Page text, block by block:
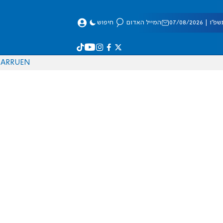
08/2026 המייל האדום חיפוש
EN
RU
AR